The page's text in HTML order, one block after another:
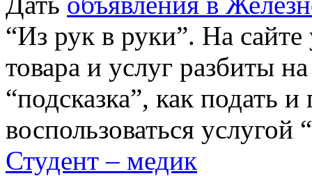
“Из рук в руки”. На
товара и услуг разбиты
“подсказка”, как подать
воспользоваться
Студент – медик